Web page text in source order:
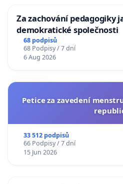
Za zachování pedagogiky
demokratické společnosti
68 podpisů
68 Podpisy / 7 dní
6 Aug 2026
Petice za zavedení
33 512 podpisů
66 Podpisy / 7 dní
15 Jun 2026